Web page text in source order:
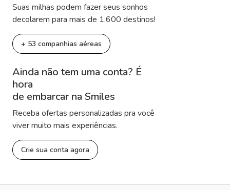
Suas milhas podem fazer seus sonhos
decolarem para mais de 1.600 destinos!
+ 53 companhias aéreas
Ainda não tem uma conta? É
hora
de embarcar na Smiles
Receba ofertas personalizadas pra você
viver muito mais experiências.
Crie sua conta agora